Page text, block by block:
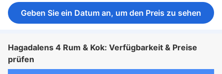
Geben Sie ein Datum an, um den Preis zu sehen
Hagadalens 4 Rum & Kok: Verfügbarkeit & Preise
prüfen